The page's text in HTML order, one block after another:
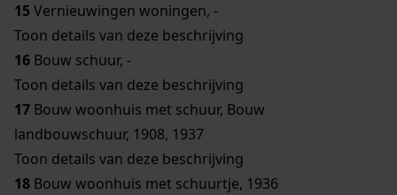
15Vernieuwingen woningen, -
Toon details van deze beschrijving
16 Bouw schuur, -
Toon details van deze beschrijving
17 Bouw woonhuis met schuur, Bouw
landbouwschuur, 1908, 1937
Toon details van deze beschrijving
18 Bouw woonhuis met schuurtje, 1936